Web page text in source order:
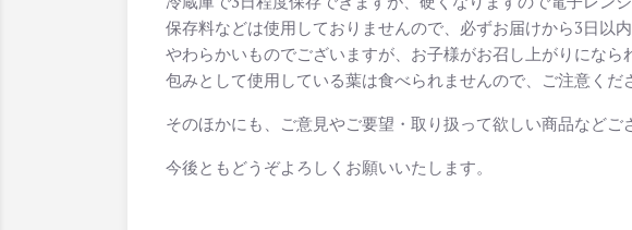
保存料などは使用しておりませんので、必ずお届けから3日以
やわらかいものでございますが、お子様がお召し上がりにな
包みとして使用している葉は食べられませんので、ご注意くだ
そのほかにも、ご意見やご要望・取り扱って欲しい商品など
今後ともどうぞよろしくお願いいたします。